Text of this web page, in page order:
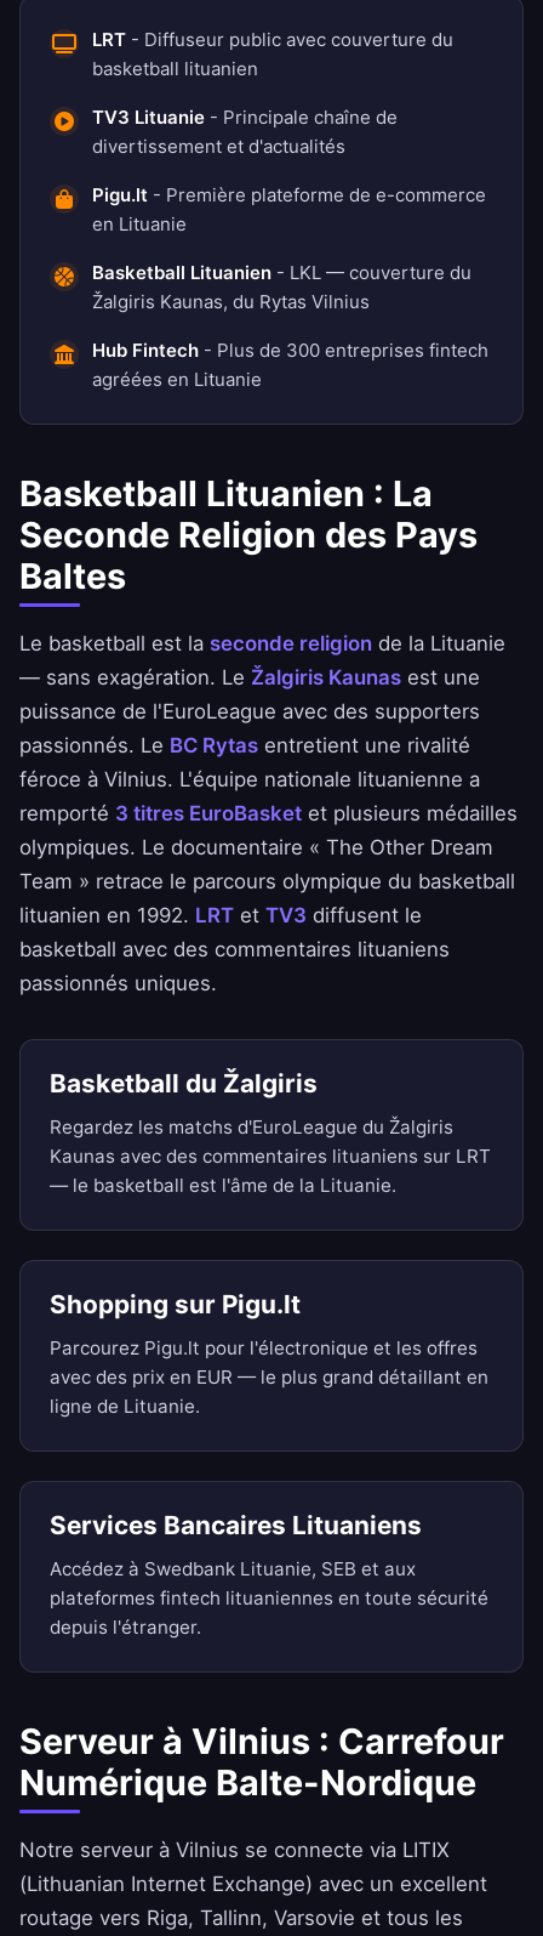
LRT - Diffuseur public avec couverture du
basketball lituanien
TV3 Lituanie - Principale chaîne de
divertissement et d'actualités
Pigu.lt - Première plateforme de e-commerce
en Lituanie
Basketball Lituanien - LKL — couverture du
Žalgiris Kaunas, du Rytas Vilnius
Hub Fintech - Plus de 300 entreprises fintech
agréées en Lituanie
Basketball Lituanien : La
Seconde Religion des Pays
Baltes
Le basketball est la seconde religion de la Lituanie
— sans exagération. Le Žalgiris Kaunas est une
puissance de l'EuroLeague avec des supporters
passionnés. Le BC Rytas entretient une rivalité
féroce à Vilnius. L'équipe nationale lituanienne a
remporté 3 titres EuroBasket et plusieurs médailles
olympiques. Le documentaire « The Other Dream
Team » retrace le parcours olympique du basketball
lituanien en 1992. LRT et TV3 diffusent le
basketball avec des commentaires lituaniens
passionnés uniques.
Basketball du Žalgiris
Regardez les matchs d'EuroLeague du Žalgiris
Kaunas avec des commentaires lituaniens sur LRT
— le basketball est l'âme de la Lituanie.
Shopping sur Pigu.lt
Parcourez Pigu.lt pour l'électronique et les offres
avec des prix en EUR — le plus grand détaillant en
ligne de Lituanie.
Services Bancaires Lituaniens
Accédez à Swedbank Lituanie, SEB et aux
plateformes fintech lituaniennes en toute sécurité
depuis l'étranger.
Serveur à Vilnius : Carrefour
Numérique Balte-Nordique
Notre serveur à Vilnius se connecte via LITIX
(Lithuanian Internet Exchange) avec un excellent
routage vers Riga, Tallinn, Varsovie et tous les